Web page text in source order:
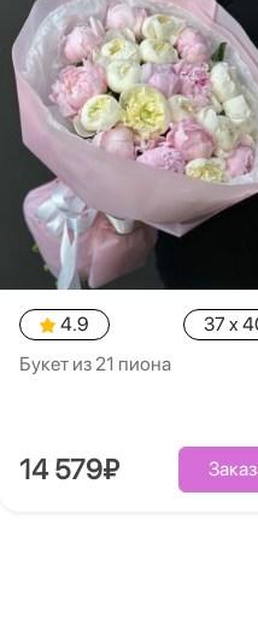
4.9
37 x
Букет из 21 пиона
14 579₽